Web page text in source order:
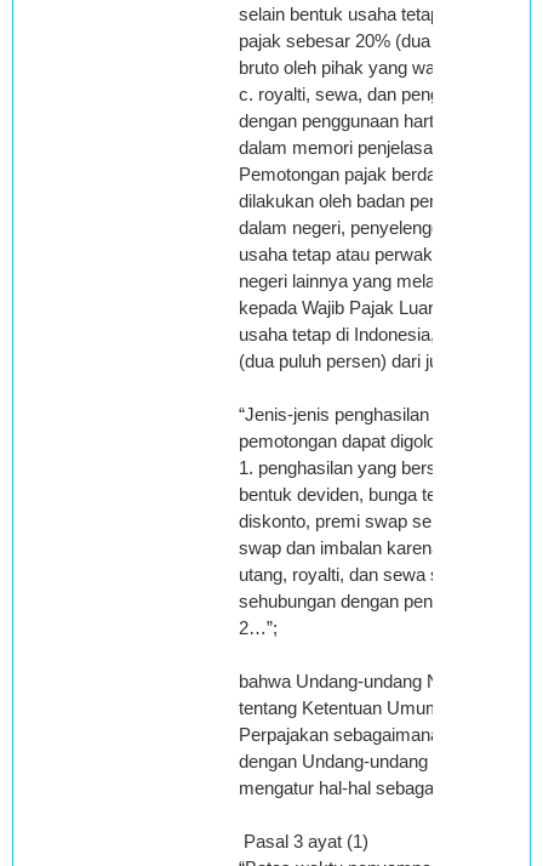
selain bentuk usaha tetap di
pajak sebesar 20% (dua puluh
bruto oleh pihak yang wajib
c. royalti, sewa, dan penghasilan lain
dengan penggunaan harta;
dalam memori penjelasan :
Pemotongan pajak berdasarkan
dilakukan oleh badan pemerintah,
dalam negeri, penyelenggara
usaha tetap atau perwakilan
negeri lainnya yang melakukan
kepada Wajib Pajak Luar Negeri
usaha tetap di Indonesia, dengan tarif
(dua puluh persen) dari jumlah bruto”;
“Jenis-jenis penghasilan yang wajib
pemotongan dapat digolongkan dalam
1. penghasilan yang bersumber dari
bentuk deviden, bunga termasuk
diskonto, premi swap sehubungan
swap dan imbalan karena jaminan
utang, royalti, dan sewa serta
sehubungan dengan penggunaan
2…”;
bahwa Undang-undang Nomor 6
tentang Ketentuan Umum dan Tata
Perpajakan sebagaimana telah
dengan Undang-undang Nomor 16
mengatur hal-hal sebagai berikut :
Pasal 3 ayat (1)